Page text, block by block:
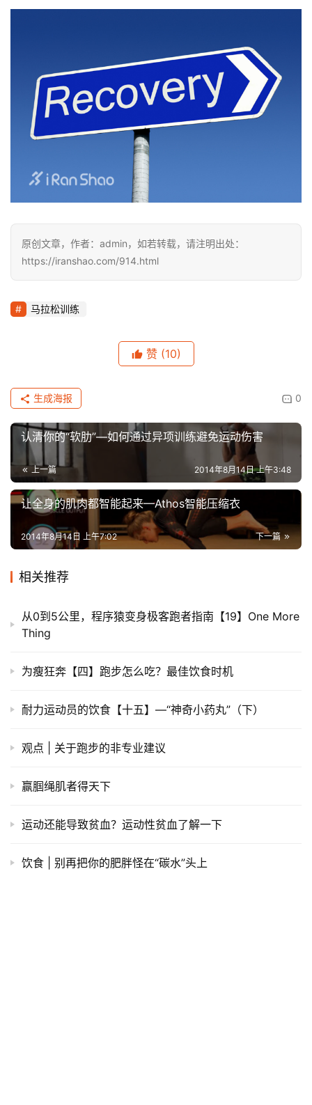
原创文章，作者：admin，如若转载，请注明出处：
https://iranshao.com/914.html
马拉松训练
赞 (10)
0
生成海报
认清你的“软肋”—如何通过异项训练避免运动伤害
上一篇 2014年8月14日 上午3:48
让全身的肌肉都智能起来—Athos智能压缩衣
下一篇
2014年8月14日 上午7:02
相关推荐
从0到5公里，程序猿变身极客跑者指南【19】One More
Thing
为瘦狂奔【四】跑步怎么吃？最佳饮食时机
耐力运动员的饮食【十五】—“神奇小药丸”（下）
观点 | 关于跑步的非专业建议
赢腘绳肌者得天下
运动还能导致贫血？运动性贫血了解一下
饮食 | 别再把你的肥胖怪在“碳水”头上